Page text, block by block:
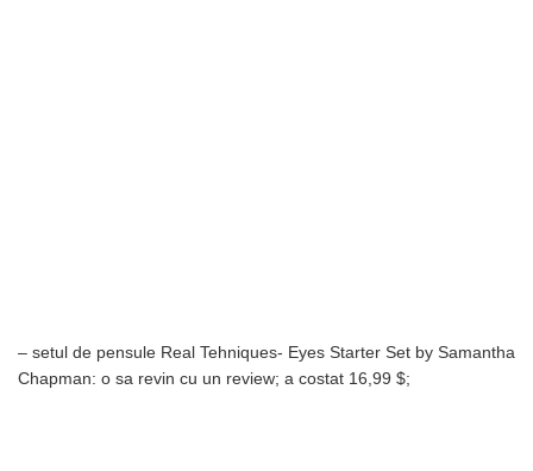
– setul de pensule Real Tehniques- Eyes Starter Set by Samantha
Chapman: o sa revin cu un review; a costat 16,99 $;